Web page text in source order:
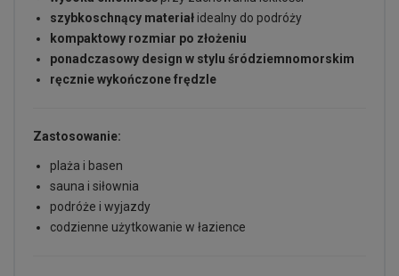
szybkoschnący materiał idealny do podróży
kompaktowy rozmiar po złożeniu
ponadczasowy design w stylu śródziemnomorskim
ręcznie wykończone frędzle
Zastosowanie:
plaża i basen
sauna i siłownia
podróże i wyjazdy
codzienne użytkowanie w łazience